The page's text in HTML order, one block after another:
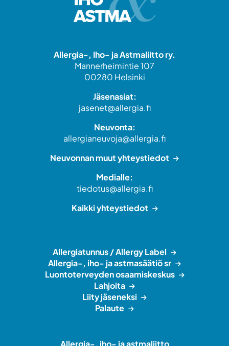
Allergia-, Iho- ja Astmaliitto ry.
Mannerheimintie 107
00280 Helsinki
Jäsenasiat:
jasenet@allergia.fi
Neuvonta:
allergianeuvoja@allergia.fi
Neuvonnan muut yhteystiedot
Medialle:
tiedotus@allergia.fi
Kaikki yhteystiedot
Allergiatunnus / Allergy Label
Allergia-, iho- ja astmasäätiö sr
Luontoterveyden osaamiskeskus
Lahjoita
Liity jäseneksi
Palaute